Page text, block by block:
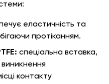
еластичність та
протіканням.
спеціальна вставка,
контакту